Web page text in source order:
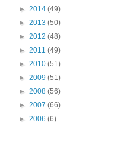
► 2014 (49)
► 2013 (50)
► 2012 (48)
► 2011 (49)
► 2010 (51)
► 2009 (51)
► 2008 (56)
► 2007 (66)
► 2006 (6)